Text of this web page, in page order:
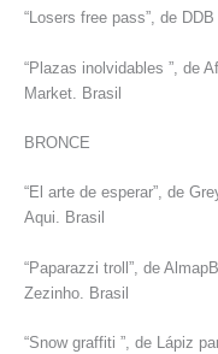
“Losers free pass”, de
“Plazas inolvidables ”, de
Market. Brasil
BRONCE
“El arte de esperar”, de
Aqui. Brasil
“Paparazzi troll”, de
Zezinho. Brasil
“Snow graffiti ”, de Lápiz